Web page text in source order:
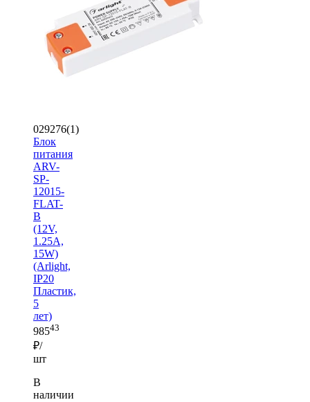
029276(1)
Блок
питания
ARV-
SP-
12015-
FLAT-
B
(12V,
1.25A,
15W)
(Arlight,
IP20
Пластик,
5
лет)
98543
₽/
шт
В
наличии